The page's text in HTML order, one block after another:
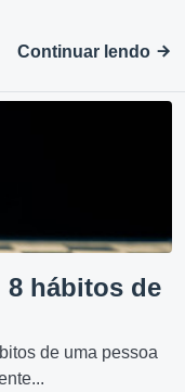
Continuar lendo
8 hábitos de
de uma pessoa